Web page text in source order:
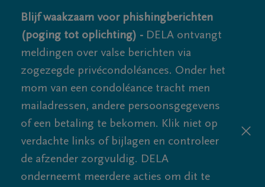
Blijf waakzaam voor phishingberichten
(poging tot oplichting) - DELA ontvangt
meldingen over valse berichten via
zogezegde privécondoléances. Onder het
mom van een condoléance tracht men
mailadressen, andere persoonsgegevens
of een betaling te bekomen. Klik niet op
verdachte links of bijlagen en controleer
de afzender zorgvuldig. DELA
onderneemt meerdere acties om dit te